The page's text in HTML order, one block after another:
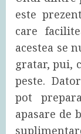
este
care
acestea se
gratar, pui,
peste.
pot
apasare de